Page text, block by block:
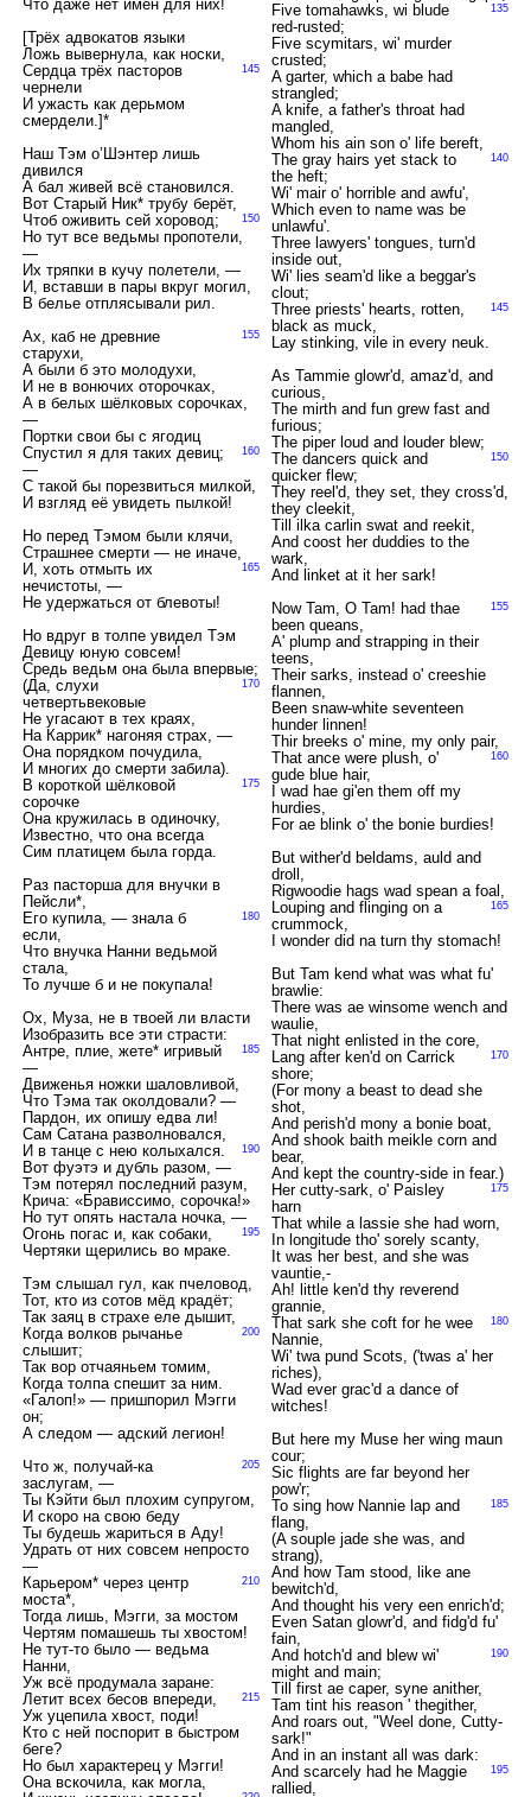
Что даже нет имён для них!
[Трёх адвокатов языки
Ложь вывернула, как носки,
145
Сердца трёх пасторов
чернели
И ужасть как дерьмом
смердели.]*
Наш Тэм о’Шэнтер лишь
дивился
А бал живей всё становился.
Вот Старый Ник* трубу берёт,
150
Чтоб оживить сей хоровод;
Но тут все ведьмы пропотели,
—
Их тряпки в кучу полетели, —
И, вставши в пары вкруг могил,
В белье отплясывали рил.
155
Ах, каб не древние
старухи,
А были б это молодухи,
И не в вонючих оторочках,
А в белых шёлковых сорочках,
—
Портки свои бы с ягодиц
160
Спустил я для таких девиц;
—
С такой бы порезвиться милкой,
И взгляд её увидеть пылкой!
Но перед Тэмом были клячи,
Страшнее смерти — не иначе,
165
И, хоть отмыть их
нечистоты, —
Не удержаться от блевоты!
Но вдруг в толпе увидел Тэм
Девицу юную совсем!
Средь ведьм она была впервые;
170
(Да, слухи
четвертьвековые
Не угасают в тех краях,
На Каррик* нагоняя страх, —
Она порядком почудила,
И многих до смерти забила).
175
В короткой шёлковой
сорочке
Она кружилась в одиночку,
Известно, что она всегда
Сим платицем была горда.
Раз пасторша для внучки в
Пейсли*,
180
Его купила, — знала б
если,
Что внучка Нанни ведьмой
стала,
То лучше б и не покупала!
Ох, Муза, не в твоей ли власти
Изобразить все эти страсти:
185
Антре, плие, жете* игривый
—
Движенья ножки шаловливой,
Что Тэма так околдовали? —
Пардон, их опишу едва ли!
Сам Сатана разволновался,
190
И в танце с нею колыхался.
Вот фуэтэ и дубль разом, —
Тэм потерял последний разум,
Крича: «Брависсимо, сорочка!»
Но тут опять настала ночка, —
195
Огонь погас и, как собаки,
Чертяки щерились во мраке.
Тэм слышал гул, как пчеловод,
Тот, кто из сотов мёд крадёт;
Так заяц в страхе еле дышит,
200
Когда волков рычанье
слышит;
Так вор отчаяньем томим,
Когда толпа спешит за ним.
«Галоп!» — пришпорил Мэгги
он;
А следом — адский легион!
205
Что ж, получай-ка
заслугам, —
Ты Кэйти был плохим супругом,
И скоро на свою беду
Ты будешь жариться в Аду!
Удрать от них совсем непросто
—
210
Карьером* через центр
моста*,
Тогда лишь, Мэгги, за мостом
Чертям помашешь ты хвостом!
Не тут-то было — ведьма
Нанни,
Уж всё продумала заране:
215
Летит всех бесов впереди,
Уж уцепила хвост, поди!
Кто с ней поспорит в быстром
беге?
Но был характерец у Мэгги!
Она вскочила, как могла,
135
Five tomahawks, wi blude
red-rusted;
Five scymitars, wi' murder
crusted;
A garter, which a babe had
strangled;
A knife, a father's throat had
mangled,
Whom his ain son o' life bereft,
140
The gray hairs yet stack to
the heft;
Wi' mair o' horrible and awfu',
Which even to name was be
unlawfu'.
Three lawyers' tongues, turn'd
inside out,
Wi' lies seam'd like a beggar's
clout;
145
Three priests' hearts, rotten,
black as muck,
Lay stinking, vile in every neuk.
As Tammie glowr'd, amaz'd, and
curious,
The mirth and fun grew fast and
furious;
The piper loud and louder blew;
150
The dancers quick and
quicker flew;
They reel'd, they set, they cross'd,
they cleekit,
Till ilka carlin swat and reekit,
And coost her duddies to the
wark,
And linket at it her sark!
155
Now Tam, O Tam! had thae
been queans,
A' plump and strapping in their
teens,
Their sarks, instead o' creeshie
flannen,
Been snaw-white seventeen
hunder linnen!
Thir breeks o' mine, my only pair,
160
That ance were plush, o'
gude blue hair,
I wad hae gi'en them off my
hurdies,
For ae blink o' the bonie burdies!
But wither'd beldams, auld and
droll,
Rigwoodie hags wad spean a foal,
165
Louping and flinging on a
crummock,
I wonder did na turn thy stomach!
But Tam kend what was what fu'
brawlie:
There was ae winsome wench and
waulie,
That night enlisted in the core,
170
Lang after ken'd on Carrick
shore;
(For mony a beast to dead she
shot,
And perish'd mony a bonie boat,
And shook baith meikle corn and
bear,
And kept the country-side in fear.)
175
Her cutty-sark, o' Paisley
harn
That while a lassie she had worn,
In longitude tho' sorely scanty,
It was her best, and she was
vauntie,-
Ah! little ken'd thy reverend
grannie,
180
That sark she coft for he wee
Nannie,
Wi' twa pund Scots, ('twas a' her
riches),
Wad ever grac'd a dance of
witches!
But here my Muse her wing maun
cour;
Sic flights are far beyond her
pow'r;
185
To sing how Nannie lap and
flang,
(A souple jade she was, and
strang),
And how Tam stood, like ane
bewitch'd,
And thought his very een enrich'd;
Even Satan glowr'd, and fidg'd fu'
fain,
190
And hotch'd and blew wi'
might and main;
Till first ae caper, syne anither,
Tam tint his reason ' thegither,
And roars out, "Weel done, Cutty-
sark!"
And in an instant all was dark:
195
And scarcely had he Maggie
rallied,